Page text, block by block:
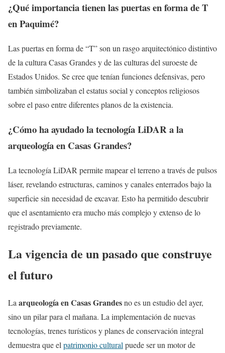
¿Qué importancia tienen las puertas en forma de T
en Paquimé?
Las puertas en forma de “T” son un rasgo arquitectónico distintivo
de la cultura Casas Grandes y de las culturas del suroeste de
Estados Unidos. Se cree que tenían funciones defensivas, pero
también simbolizaban el estatus social y conceptos religiosos
sobre el paso entre diferentes planos de la existencia.
¿Cómo ha ayudado la tecnología LiDAR a la
arqueología en Casas Grandes?
La tecnología LiDAR permite mapear el terreno a través de pulsos
láser, revelando estructuras, caminos y canales enterrados bajo la
superficie sin necesidad de excavar. Esto ha permitido descubrir
que el asentamiento era mucho más complejo y extenso de lo
registrado previamente.
La vigencia de un pasado que construye
el futuro
Laarqueología en Casas Grandesno es un estudio del ayer,
sino un pilar para el mañana. La implementación de nuevas
tecnologías, trenes turísticos y planes de conservación integral
demuestra que elpatrimonio culturalpuede ser un motor de